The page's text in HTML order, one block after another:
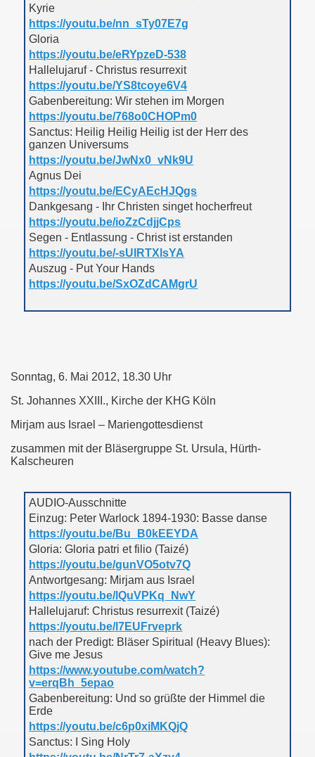
Kyrie
https://youtu.be/nn_sTy07E7g
Gloria
https://youtu.be/eRYpzeD-538
Hallelujaruf - Christus resurrexit
https://youtu.be/YS8tcoye6V4
Gabenbereitung: Wir stehen im Morgen
https://youtu.be/768o0CHOPm0
Sanctus: Heilig Heilig Heilig ist der Herr des
ganzen Universums
https://youtu.be/JwNx0_vNk9U
Agnus Dei
https://youtu.be/ECyAEcHJQgs
Dankgesang - Ihr Christen singet hocherfreut
https://youtu.be/ioZzCdjjCps
Segen - Entlassung - Christ ist erstanden
https://youtu.be/-sUIRTXlsYA
Auszug - Put Your Hands
https://youtu.be/SxOZdCAMgrU
Sonntag, 6. Mai 2012, 18.30 Uhr
St. Johannes XXIII., Kirche der KHG Köln
Mirjam aus Israel – Mariengottesdienst
zusammen mit der Bläsergruppe St. Ursula, Hürth-
Kalscheuren
AUDIO-Ausschnitte
Einzug: Peter Warlock 1894-1930: Basse danse
https://youtu.be/Bu_B0kEEYDA
Gloria: Gloria patri et filio (Taizé)
https://youtu.be/gunVO5otv7Q
Antwortgesang: Mirjam aus Israel
https://youtu.be/lQuVPKq_NwY
Hallelujaruf: Christus resurrexit (Taizé)
https://youtu.be/l7EUFrveprk
nach der Predigt: Bläser Spiritual (Heavy Blues):
Give me Jesus
https://www.youtube.com/watch?
v=erqBh_5epao
Gabenbereitung: Und so grüßte der Himmel die
Erde
https://youtu.be/c6p0xiMKQjQ
Sanctus: I Sing Holy